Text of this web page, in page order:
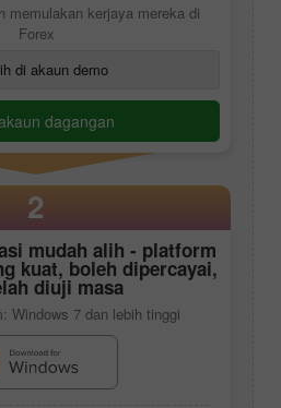
memulakan kerjaya mereka di
Forex
di akaun demo
dagangan
2
mudah alih - platform
kuat, boleh dipercayai,
diuji masa
Windows 7 dan lebih tinggi